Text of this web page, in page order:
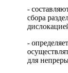
-
сбора
-
для